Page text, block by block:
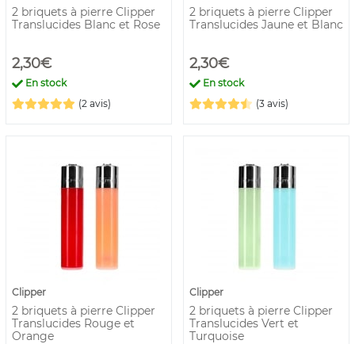
2 briquets à pierre Clipper
Translucides Blanc et Rose
2,30€
En stock
(2 avis)
2 briquets à pierre Clipper
Translucides Jaune et Blanc
2,30€
En stock
(3 avis)
Clipper
2 briquets à pierre Clipper
Translucides Rouge et
Orange
Clipper
2 briquets à pierre Clipper
Translucides Vert et
Turquoise